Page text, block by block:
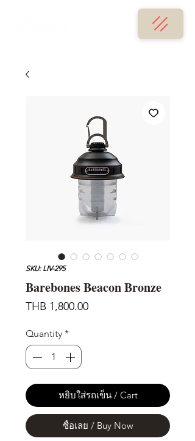
SKU: LIV-295
Barebones Beacon Bronze
THB 1,800.00Price
Quantity *
หยิบใส่รถเข็น / Cart
ซื้อเลย / Buy Now